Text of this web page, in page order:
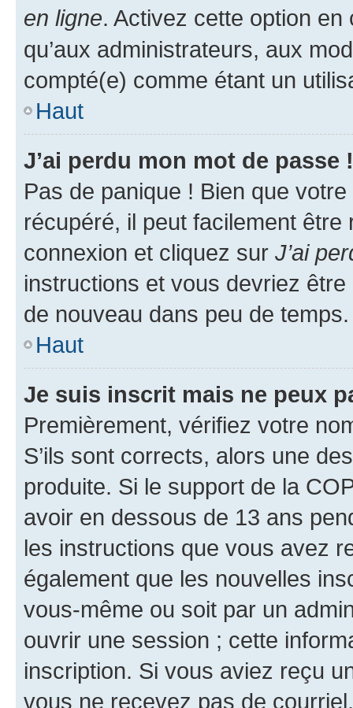
en ligne. Activez cette option
qu’aux administrateurs, aux
compté(e) comme étant un
Haut
J’ai perdu mon mot de passe !
Pas de panique ! Bien que
récupéré, il peut facilement
connexion et cliquez sur J’ai
instructions et vous devriez
de nouveau dans peu de temps.
Haut
Je suis inscrit mais ne peux
Premièrement, vérifiez votre
S’ils sont corrects, alors une
produite. Si le support de la
avoir en dessous de 13 ans
les instructions que vous avez
également que les nouvelles
vous-même ou soit par un
ouvrir une session ; cette
inscription. Si vous aviez reçu
vous ne recevez pas de